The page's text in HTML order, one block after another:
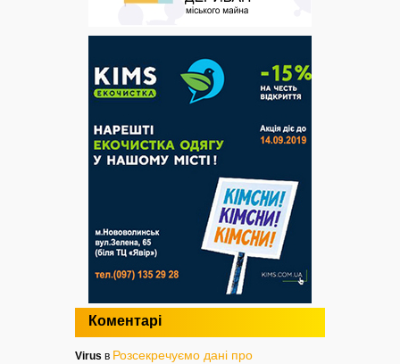
Коментарі
Virus в Розсекречуємо дані про